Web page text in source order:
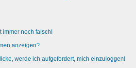
immer noch falsch!
anzeigen?
werde ich aufgefordert, mich einzuloggen!